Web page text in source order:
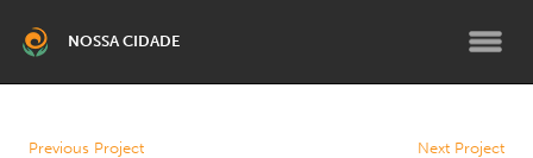
NOSSA CIDADE
BELO HORIZONTE
Previous Project Next Project